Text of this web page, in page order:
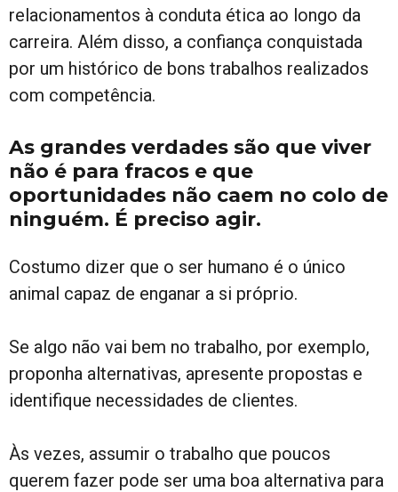
relacionamentos à conduta ética ao longo da
carreira. Além disso, a confiança conquistada
por um histórico de bons trabalhos realizados
com competência.
As grandes verdades são que viver
não é para fracos e que
oportunidades não caem no colo de
ninguém. É preciso agir.
Costumo dizer que o ser humano é o único
animal capaz de enganar a si próprio.
Se algo não vai bem no trabalho, por exemplo,
proponha alternativas, apresente propostas e
identifique necessidades de clientes.
Às vezes, assumir o trabalho que poucos
querem fazer pode ser uma boa alternativa para